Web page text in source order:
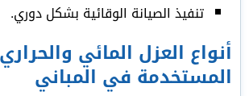
تنفيذ الصيانة الوقائية بشكل دوري.
أنواع العزل المائي والحراري
المستخدمة في المباني